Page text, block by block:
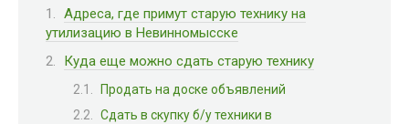
Адреса, где примут старую технику на
утилизацию в Невинномысске
Куда еще можно сдать старую технику
Продать на доске объявлений
Сдать в скупку б/у техники в